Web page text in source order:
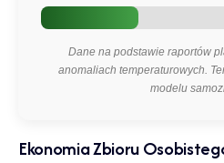
Dane na podstawie raportów
anomaliach temperaturowych.
modelu
Ekonomia Zbioru